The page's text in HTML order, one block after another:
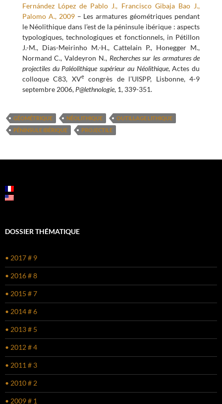
Fernández López de Pablo J., Francisco Gibaja Bao J.,
Palomo A., 2009 – Les armatures géométriques pendant
le Néolithique dans l’est de la péninsule ibérique : aspects
typologiques, technologiques et fonctionnels, in Pétillon
J.-M., Dias-Meirinho M.-H., Cattelain P., Honegger M.,
Normand C., Valdeyron N., Recherches sur les armatures de
projectiles du Paléolithique supérieur au Néolithique, Actes du
colloque C83, XVecongrès de l’UISPP, Lisbonne, 4-9
septembre 2006, P@lethnologie, 1, 339-351.
GÉOMÉTRIQUE NÉOLITHIQUE
OUTILLAGE LITHIQUE
PÉNINSULE IBÉRIQUE
PROJECTILE
DOSSIER THÉMATIQUE
• 2017 # 9
• 2016 # 8
• 2015 # 7
• 2014 # 6
• 2013 # 5
• 2012 # 4
• 2011 # 3
• 2010 # 2
• 2009 # 1